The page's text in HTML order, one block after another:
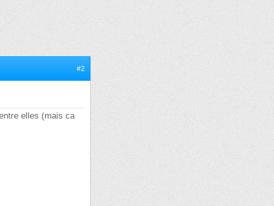
#2
elles (mais ca